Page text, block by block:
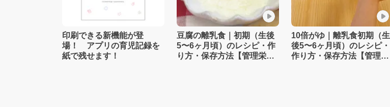
印刷できる新機能が登
場！ アプリの育児記録を
紙で残せます！
豆腐の離乳食｜初期（生後
5〜6ヶ月頃）のレシピ・作
り方・保存方法【管理栄養
10倍がゆ｜離乳食初期（生
後5〜6ヶ月頃）のレシピ・
作り方・保存方法【管理栄